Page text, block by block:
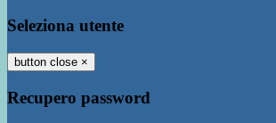
Seleziona utente
button close ×
Recupero password